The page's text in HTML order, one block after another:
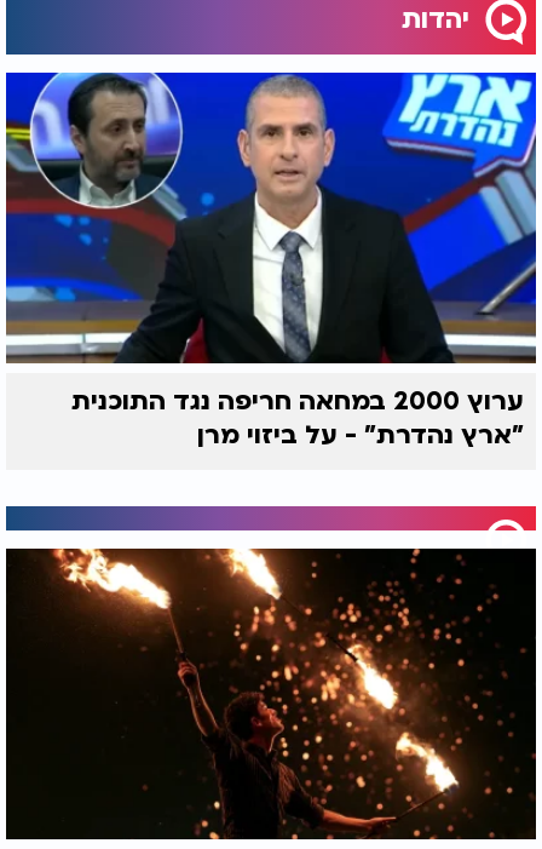
יהדות
ערוץ 2000 במחאה חריפה נגד התוכנית
"ארץ נהדרת" - על ביזוי מרן